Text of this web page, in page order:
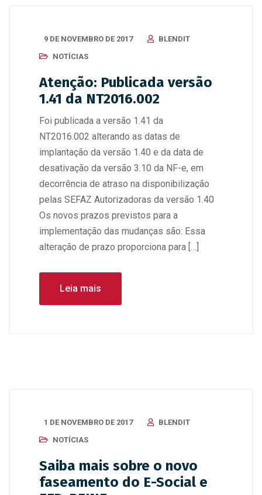
9 DE NOVEMBRO DE 2017
BLENDIT
NOTÍCIAS
Atenção: Publicada versão
1.41 da NT2016.002
Foi publicada a versão 1.41 da
NT2016.002 alterando as datas de
implantação da versão 1.40 e da data de
desativação da versão 3.10 da NF-e, em
decorrência de atraso na disponibilização
pelas SEFAZ Autorizadoras da versão 1.40
Os novos prazos previstos para a
implementação das mudanças são: Essa
alteração de prazo proporciona para […]
Leia mais
1 DE NOVEMBRO DE 2017
BLENDIT
NOTÍCIAS
Saiba mais sobre o novo
faseamento do E-Social e